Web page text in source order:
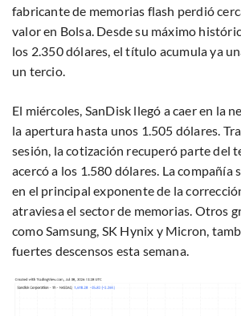
fabricante de memorias flash perdió
valor en Bolsa. Desde su máximo
los 2.350 dólares, el título acumula ya
un tercio.
El miércoles, SanDisk llegó a caer en la
la apertura hasta unos 1.505 dólares.
sesión, la cotización recuperó parte del
acercó a los 1.580 dólares. La compañía
en el principal exponente de la
atraviesa el sector de memorias. Otros
como Samsung, SK Hynix y Micron,
fuertes descensos esta semana.